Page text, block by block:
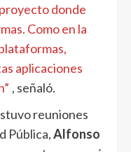
donde
Como en la
aplicaciones
, señaló.
reuniones
Pública,Alfonso